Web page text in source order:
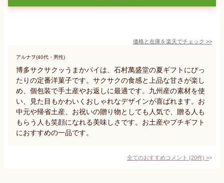
価格と在庫を楽天でチェック >>
アルナヲ(40代・男性)
博多サクサクッうまかパイは、石村萬盛堂の夏ギフトにぴっ
たりの定番洋菓子です。サクサクの食感と上品な甘さが楽し
め、個包装で手土産やお返しに最適です。九州産の素材を使
い、見た目もかわいくおしゃれなデザインが喜ばれます。お
中元や帰省土産、お祝いの贈り物としても人気で、贈る人も
もらう人も笑顔になれる美味しさです。お土産やプチギフト
におすすめの一品です。
全てのおすすめコメント (20件) >